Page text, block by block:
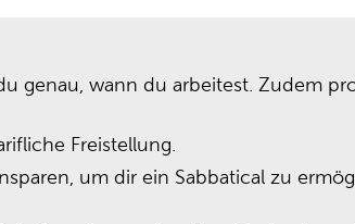
genau, wann du arbeitest. Zudem
Freistellung.
um dir ein Sabbatical zu